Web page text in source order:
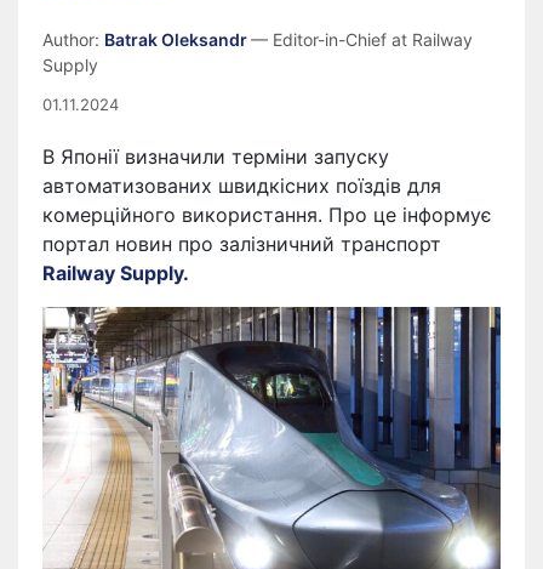
Author: Batrak Oleksandr— Editor-in-Chief at Railway
Supply
01.11.2024
В Японії визначили терміни запуску
автоматизованих швидкісних поїздів для
комерційного використання. Про це інформує
портал новин про залізничний транспорт
Railway Supply.